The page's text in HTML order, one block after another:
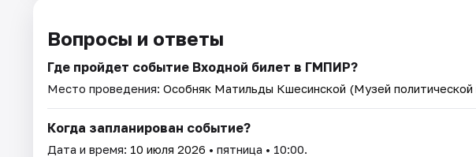
Вопросы и ответы
Где пройдет событие Входной билет в ГМПИР?
Место проведения: Особняк Матильды Кшесинской (Музей политической
Когда запланирован событие?
Дата и время: 10 июля 2026 • пятница • 10:00.